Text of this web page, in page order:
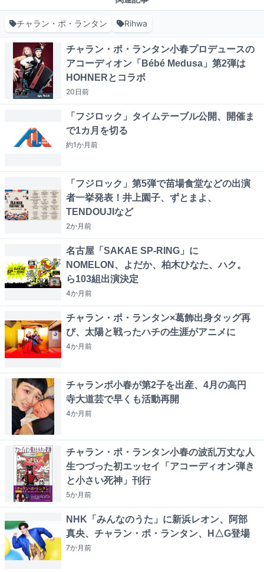
チャラン・ポ・ランタン Rihwa
チャラン・ポ・ランタン小春プロデュースの
アコーディオン「Bébé Medusa」第2弾は
HOHNERとコラボ
20日前
「フジロック」タイムテーブル公開、開催ま
で1カ月を切る
約1か月前
「フジロック」第5弾で苗場食堂などの出演
者一挙発表！井上園子、ずとまよ、
TENDOUJIなど
2か月前
名古屋「SAKAE SP-RING」に
NOMELON、よだか、柏木ひなた、ハク。
ら103組出演決定
4か月前
チャラン・ポ・ランタン×葛飾出身タッグ再
び、太陽と戦ったハチの生涯がアニメに
4か月前
チャランポ小春が第2子を出産、4月の高円
寺大道芸で早くも活動再開
4か月前
チャラン・ポ・ランタン小春の波乱万丈な人
生つづった初エッセイ「アコーディオン弾き
と小さい死神」刊行
5か月前
NHK「みんなのうた」に新浜レオン、阿部
真央、チャラン・ポ・ランタン、H△G登場
7か月前